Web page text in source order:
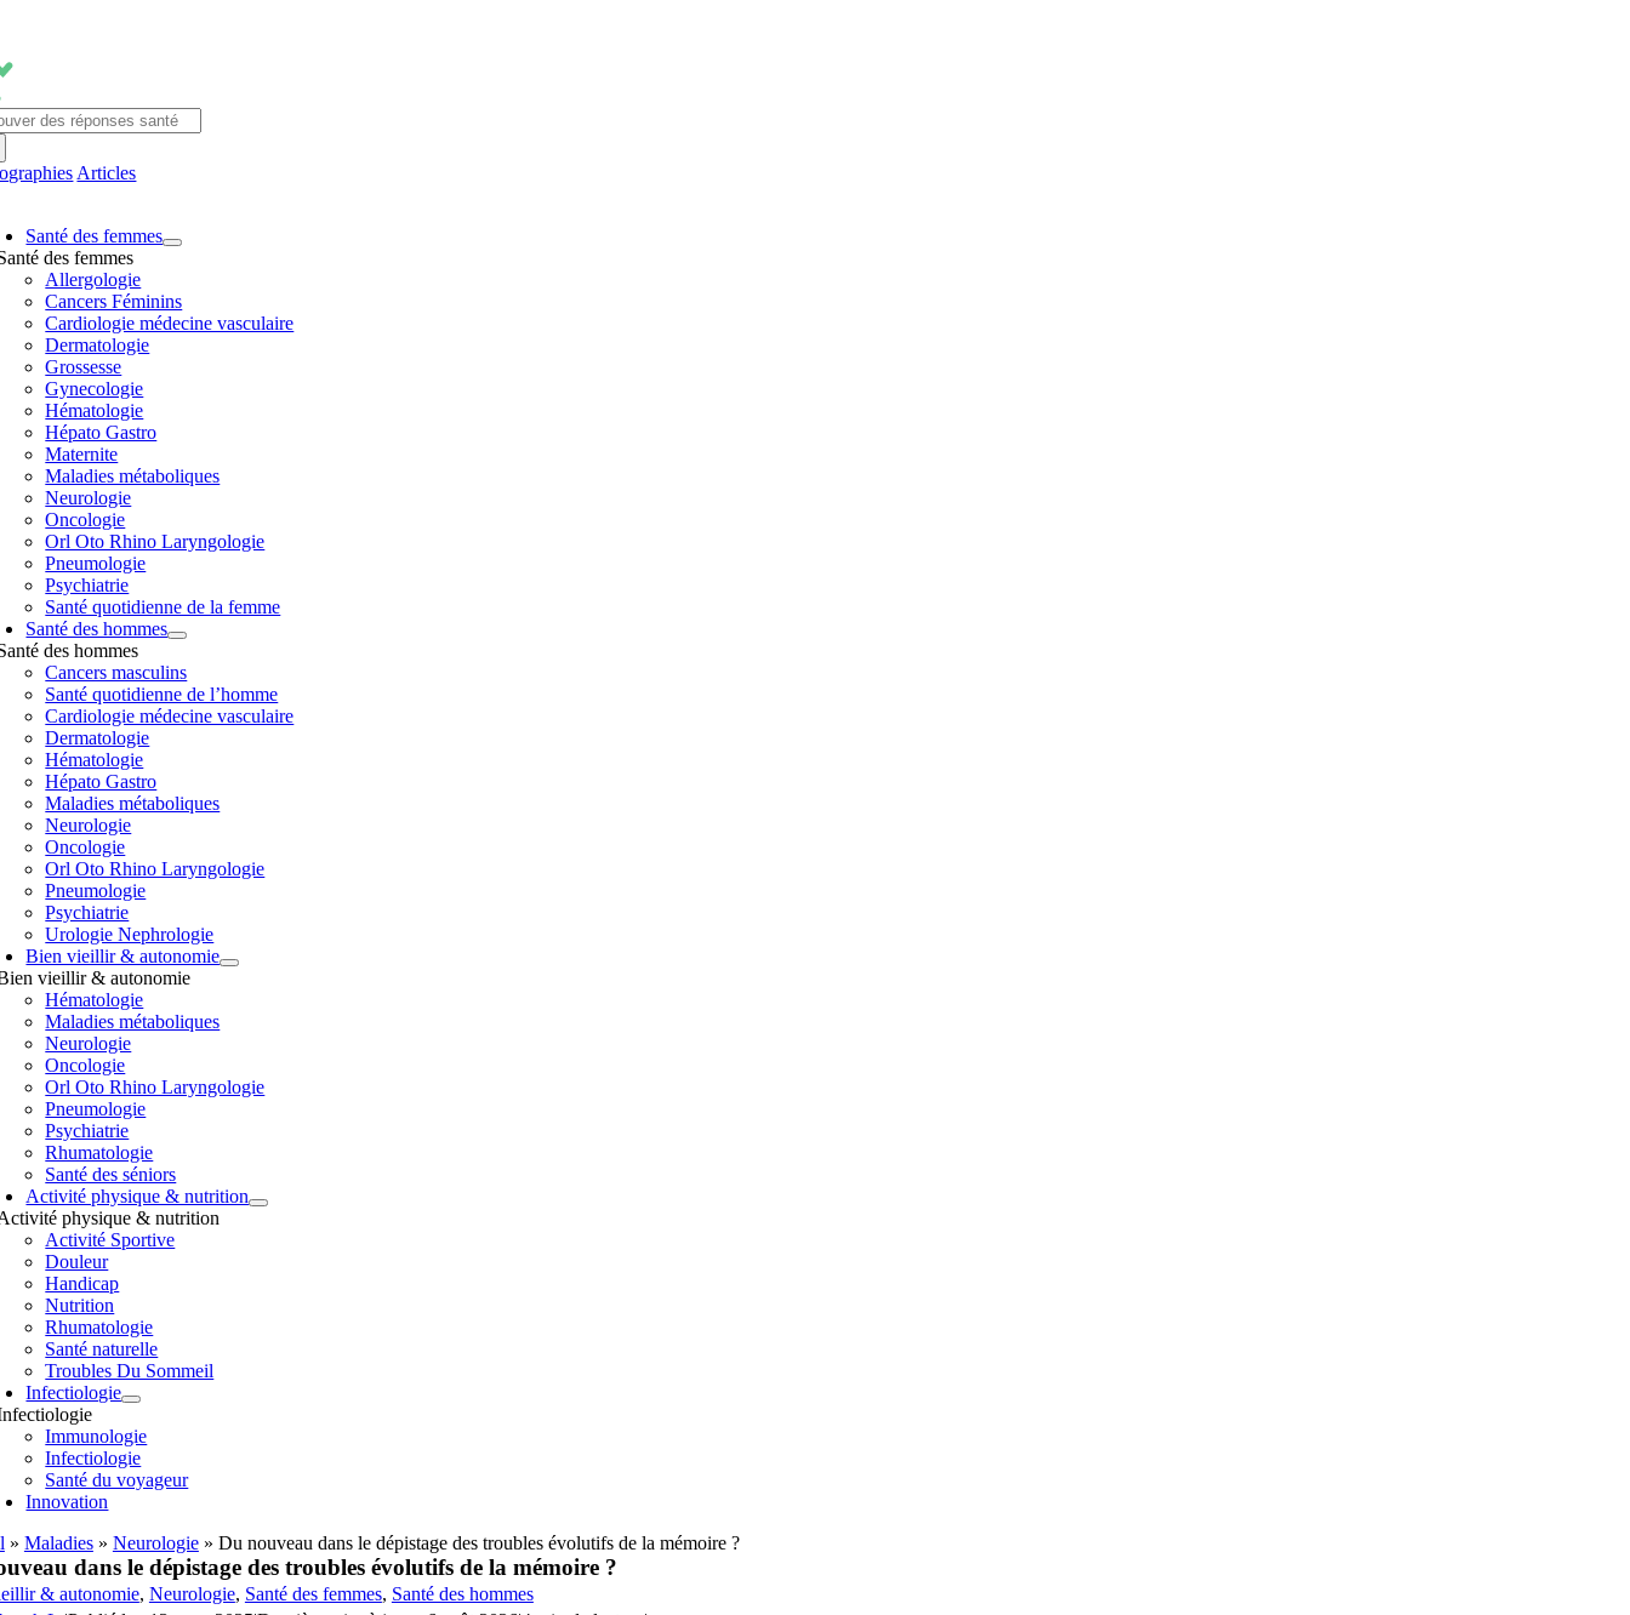
contenu
Articles
Santé des femmes
des femmes
Allergologie
Cancers Féminins
Cardiologie médecine vasculaire
Dermatologie
Grossesse
Gynecologie
Hématologie
Hépato Gastro
Maternite
Maladies métaboliques
Neurologie
Oncologie
Orl Oto Rhino Laryngologie
Pneumologie
Psychiatrie
Santé quotidienne de la femme
Santé des hommes
des hommes
Cancers masculins
Santé quotidienne de l’homme
Cardiologie médecine vasculaire
Dermatologie
Hématologie
Hépato Gastro
Maladies métaboliques
Neurologie
Oncologie
Orl Oto Rhino Laryngologie
Pneumologie
Psychiatrie
Urologie Nephrologie
Bien vieillir & autonomie
vieillir & autonomie
Hématologie
Maladies métaboliques
Neurologie
Oncologie
Orl Oto Rhino Laryngologie
Pneumologie
Psychiatrie
Rhumatologie
Santé des séniors
Activité physique & nutrition
physique & nutrition
Activité Sportive
Douleur
Handicap
Nutrition
Rhumatologie
Santé naturelle
Troubles Du Sommeil
Infectiologie
Immunologie
Infectiologie
Santé du voyageur
Innovation
» Maladies» Neurologie» Du nouveau dans le dépistage des troubles évolutifs de la mémoire ?
dans le dépistage des troubles évolutifs de la mémoire ?
& autonomie, Neurologie, Santé des femmes, Santé des hommes